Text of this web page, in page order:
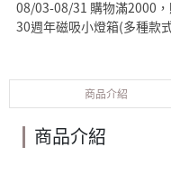
08/03-08/31 購物滿2000
30週年磁吸小燈箱(多種款
商品介紹
商品介紹